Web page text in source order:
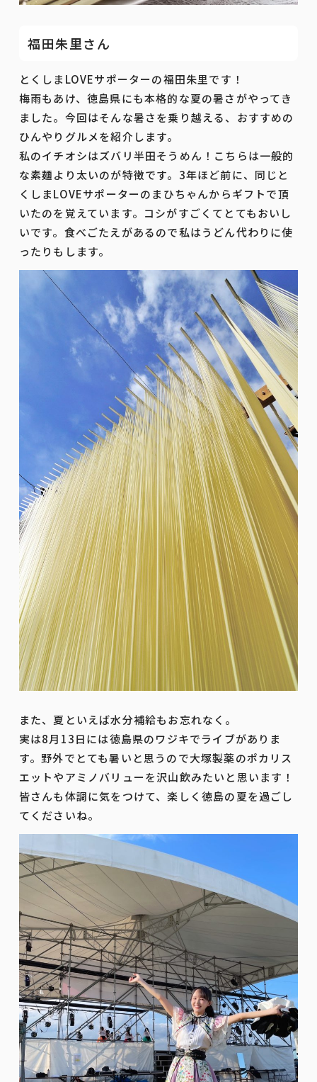
福田朱里さん
とくしまLOVEサポーターの福田朱里です！
梅雨もあけ、徳島県にも本格的な夏の暑さがやってき
ました。今回はそんな暑さを乗り越える、おすすめの
ひんやりグルメを紹介します。
私のイチオシはズバリ半田そうめん！こちらは一般的
な素麺より太いのが特徴です。3年ほど前に、同じと
くしまLOVEサポーターのまひちゃんからギフトで頂
いたのを覚えています。コシがすごくてとてもおいし
いです。食べごたえがあるので私はうどん代わりに使
ったりもします。
また、夏といえば水分補給もお忘れなく。
実は8月13日には徳島県のワジキでライブがありま
す。野外でとても暑いと思うので大塚製薬のポカリス
エットやアミノバリューを沢山飲みたいと思います！
皆さんも体調に気をつけて、楽しく徳島の夏を過ごし
てくださいね。